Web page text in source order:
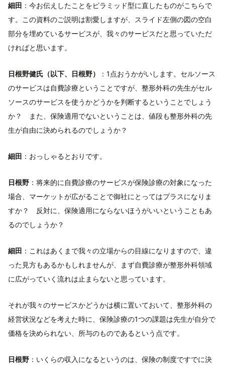
細田 ：今お伝えしたことをピラミッド型に直したものがこちらで
す。この資料のご説明は割愛しますが、スライド左側の図の空白
部分を埋めているサービスが、我々のサービスだと思っていただ
ければと思います。
日根野健氏（以下、日根野）
：1点おうかがいします。セルソース
のサービスは自費診療ということですが、整形外科の先生がセル
ソースのサービスを使うかどうかを判断するということでしょう
か？ また、保険適用でないということは、値段も整形外科の先
生が自由に決められるのでしょうか？
細田 ：おっしゃるとおりです。
日根野 ：将来的に自費診療のサービスが保険診療の対象になった
場合、マーケットが広がることで御社にとってはプラスになりま
すか？ 反対に、保険適用にならないほうがいいということもあ
るのでしょうか？
細田 ：これはあくまで我々の立場からの目線になりますので、違
った見方もあるかもしれませんが、まず自費診療が整形外科領域
に広がっていく流れは止まらないと思っています。
それが我々のサービスかどうかは横に置いておいて、整形外科の
経営状況などを考えた時に、保険診療の1つの課題は先生が自分で
価格を決められない、所与のものであるという点です。
日根野 ：いくらの収入になるというのは、保険の制度ですでに決